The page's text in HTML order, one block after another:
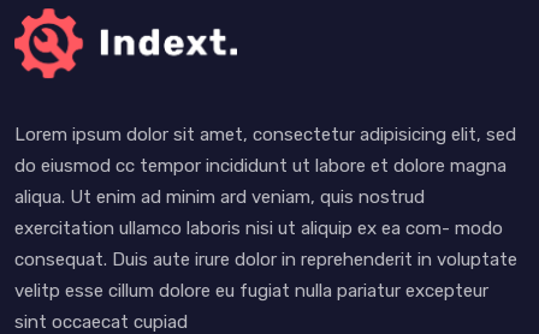
Lorem ipsum dolor sit amet, consectetur adipisicing elit, sed
do eiusmod cc tempor incididunt ut labore et dolore magna
aliqua. Ut enim ad minim ard veniam, quis nostrud
exercitation ullamco laboris nisi ut aliquip ex ea com- modo
consequat. Duis aute irure dolor in reprehenderit in voluptate
velitp esse cillum dolore eu fugiat nulla pariatur excepteur
sint occaecat cupiad